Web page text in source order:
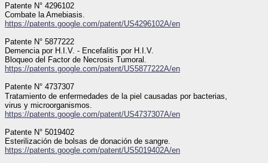
Patente N° 4296102
Combate la Amebiasis.
https://patents.google.com/patent/US4296102A/en
Patente N° 5877222
Demencia por H.I.V. - Encefalitis por H.I.V.
Bloqueo del Factor de Necrosis Tumoral.
https://patents.google.com/patent/US5877222A/en
Patente N° 4737307
Tratamiento de enfermedades de la piel causadas por bacterias,
virus y microorganismos.
https://patents.google.com/patent/US4737307A/en
Patente N° 5019402
Esterilización de bolsas de donación de sangre.
https://patents.google.com/patent/US5019402A/en